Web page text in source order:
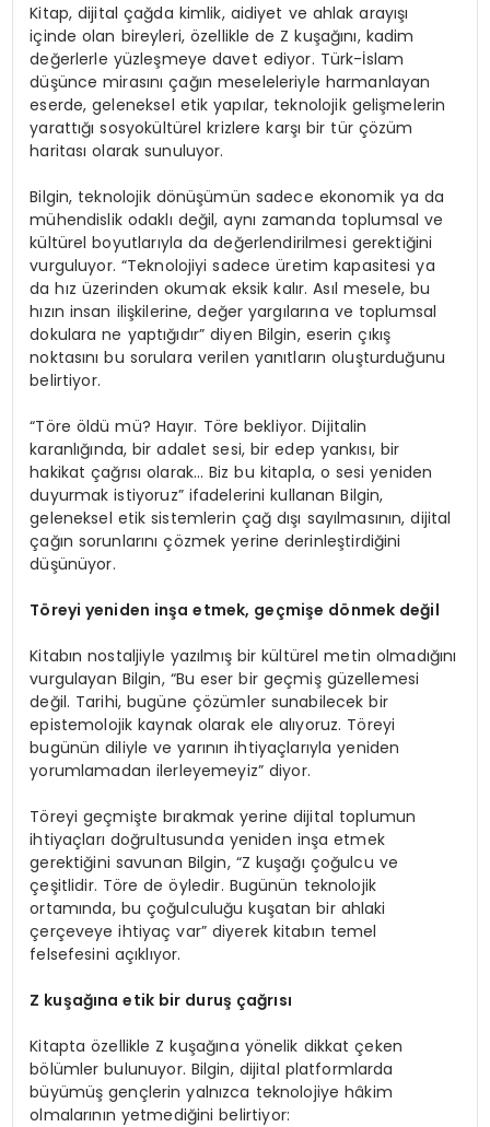
Kitap, dijital çağda kimlik, aidiyet ve ahlak arayışı
içinde olan bireyleri, özellikle de Z kuşağını, kadim
değerlerle yüzleşmeye davet ediyor. Türk-İslam
düşünce mirasını çağın meseleleriyle harmanlayan
eserde, geleneksel etik yapılar, teknolojik gelişmelerin
yarattığı sosyokültürel krizlere karşı bir tür çözüm
haritası olarak sunuluyor.
Bilgin, teknolojik dönüşümün sadece ekonomik ya da
mühendislik odaklı değil, aynı zamanda toplumsal ve
kültürel boyutlarıyla da değerlendirilmesi gerektiğini
vurguluyor. “Teknolojiyi sadece üretim kapasitesi ya
da hız üzerinden okumak eksik kalır. Asıl mesele, bu
hızın insan ilişkilerine, değer yargılarına ve toplumsal
dokulara ne yaptığıdır” diyen Bilgin, eserin çıkış
noktasını bu sorulara verilen yanıtların oluşturduğunu
belirtiyor.
“Töre öldü mü? Hayır. Töre bekliyor. Dijitalin
karanlığında, bir adalet sesi, bir edep yankısı, bir
hakikat çağrısı olarak… Biz bu kitapla, o sesi yeniden
duyurmak istiyoruz” ifadelerini kullanan Bilgin,
geleneksel etik sistemlerin çağ dışı sayılmasının, dijital
çağın sorunlarını çözmek yerine derinleştirdiğini
düşünüyor.
Töreyi yeniden inşa etmek, geçmişe dönmek değil
Kitabın nostaljiyle yazılmış bir kültürel metin olmadığını
vurgulayan Bilgin, “Bu eser bir geçmiş güzellemesi
değil. Tarihi, bugüne çözümler sunabilecek bir
epistemolojik kaynak olarak ele alıyoruz. Töreyi
bugünün diliyle ve yarının ihtiyaçlarıyla yeniden
yorumlamadan ilerleyemeyiz” diyor.
Töreyi geçmişte bırakmak yerine dijital toplumun
ihtiyaçları doğrultusunda yeniden inşa etmek
gerektiğini savunan Bilgin, “Z kuşağı çoğulcu ve
çeşitlidir. Töre de öyledir. Bugünün teknolojik
ortamında, bu çoğulculuğu kuşatan bir ahlaki
çerçeveye ihtiyaç var” diyerek kitabın temel
felsefesini açıklıyor.
Z kuşağına etik bir duruş çağrısı
Kitapta özellikle Z kuşağına yönelik dikkat çeken
bölümler bulunuyor. Bilgin, dijital platformlarda
büyümüş gençlerin yalnızca teknolojiye hâkim
olmalarının yetmediğini belirtiyor: